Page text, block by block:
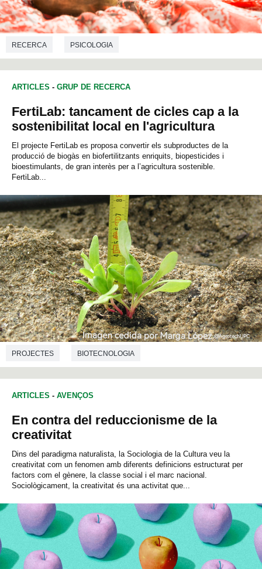
RECERCA PSICOLOGIA
ARTICLES - GRUP DE RECERCA
FertiLab: tancament de cicles cap a la
sostenibilitat local en l'agricultura
El projecte FertiLab es proposa convertir els subproductes de la
producció de biogàs en biofertilitzants enriquits, biopesticides i
bioestimulants, de gran interès per a l’agricultura sostenible.
FertiLab...
PROJECTES BIOTECNOLOGIA
ARTICLES - AVENÇOS
En contra del reduccionisme de la
creativitat
Dins del paradigma naturalista, la Sociologia de la Cultura veu la
creativitat com un fenomen amb diferents definicions estructurat per
factors com el gènere, la classe social i el marc nacional.
Sociològicament, la creativitat és una activitat que...